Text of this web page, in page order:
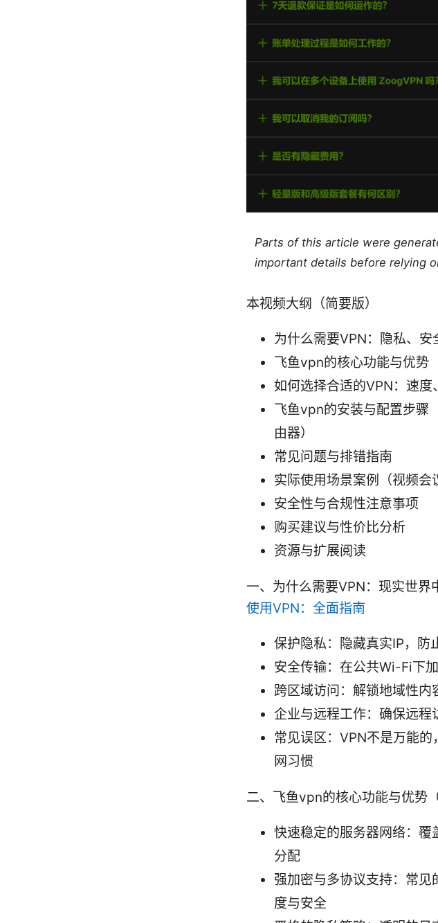
Parts of this article were
important details before relying
本视频大纲（简要版）
为什么需要VPN：隐私、
飞鱼vpn的核心功能与优势
如何选择合适的VPN：速
飞鱼vpn的安装与配置步骤
由器）
常见问题与排错指南
实际使用场景案例（视频会
安全性与合规性注意事项
购买建议与性价比分析
资源与扩展阅读
一、为什么需要VPN：现实世界
使用VPN：全面指南
保护隐私：隐藏真实IP，防
安全传输：在公共Wi-Fi下
跨区域访问：解锁地域性内
企业与远程工作：确保远程
常见误区：VPN不是万能
网习惯
二、飞鱼vpn的核心功能与优势
快速稳定的服务器网络：
分配
强加密与多协议支持：常
度与安全